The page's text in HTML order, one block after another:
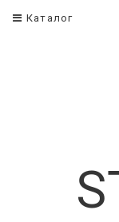
Каталог
Рубашки и